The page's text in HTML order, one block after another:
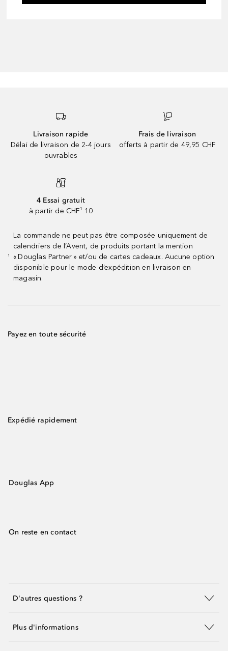
Livraison rapide
Délai de livraison de 2-4 jours
ouvrables
Frais de livraison
offerts à partir de 49,95 CHF
4 Essai gratuit
à partir de CHF¹ 10
¹
La commande ne peut pas être composée uniquement de
calendriers de l’Avent, de produits portant la mention
« Douglas Partner » et/ou de cartes cadeaux. Aucune option
disponible pour le mode d’expédition en livraison en
magasin.
Payez en toute sécurité
Expédié rapidement
Douglas App
On reste en contact
D'autres questions ?
Plus d'informations